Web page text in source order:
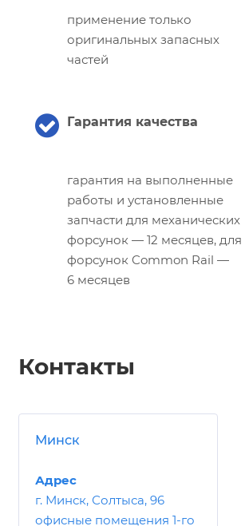
применение только
оригинальных запасных
частей
Гарантия качества
гарантия на выполненные
работы и установленные
запчасти для механических
форсунок — 12 месяцев, для
форсунок Common Rail —
6 месяцев
Контакты
Минск
Адрес
г. Минск, Солтыса, 96
офисные помещения 1-го